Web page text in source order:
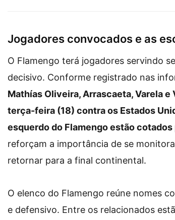
Jogadores convocados e as
O Flamengo terá jogadores servindo
decisivo. Conforme registrado nas
Mathías Oliveira, Arrascaeta, Varela
terça-feira (18) contra os Estados
esquerdo do Flamengo estão cotados
reforçam a importância de se
retornar para a final continental.
O elenco do Flamengo reúne nomes
e defensivo. Entre os relacionados